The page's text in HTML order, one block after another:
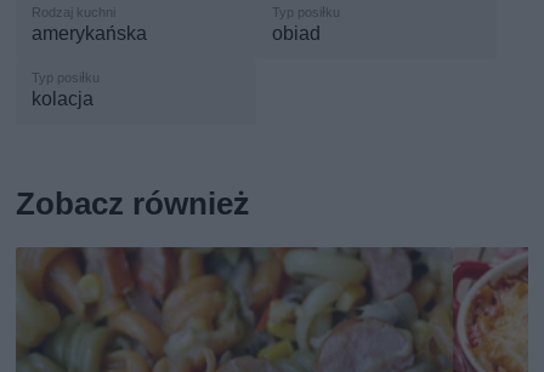
amerykańska obiad
kolacja
Zobacz również